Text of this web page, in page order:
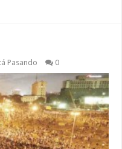
Pasando 0